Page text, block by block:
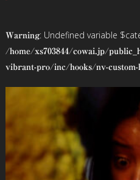
ゲ
ー
ョ
ン
Warning: Undefined variable
/home/xs703844/cowai.jp/
vibrant-pro/inc/hooks/nv-custom-